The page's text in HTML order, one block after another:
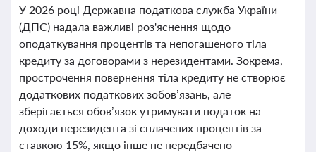
У 2026 році Державна податкова служба України
(ДПС) надала важливі роз'яснення щодо
оподаткування процентів та непогашеного тіла
кредиту за договорами з нерезидентами. Зокрема,
прострочення повернення тіла кредиту не створює
додаткових податкових зобов’язань, але
зберігається обов’язок утримувати податок на
доходи нерезидента зі сплачених процентів за
ставкою 15%, якщо інше не передбачено